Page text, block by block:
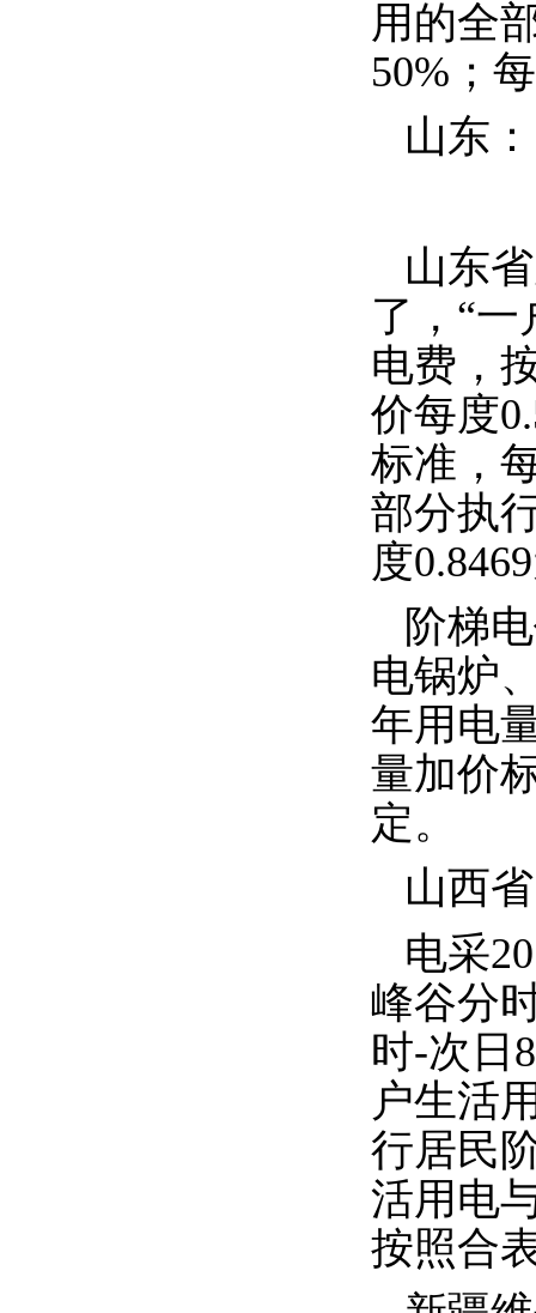
用的全
50% ；
山东
山东
了，“
电费，
价每度
标准，
部分执
度0.8469
阶梯
电锅炉
年用电
量加价
定。
山西
电采
峰谷分
时-次日 8
户生活
行居民
活用电
按照合